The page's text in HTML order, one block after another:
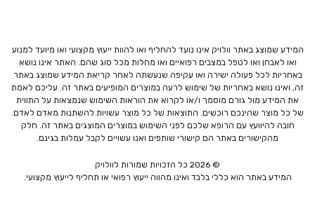
המידע שמוצג באתר וולויק אינו נועד להחליף ואו להוות ייעוץ מקצועי ואו מיועד למנוע
ואו לאבחן ואו לטפל במצבים רפואיים ואו מחלות מכל סוג שהם. האתר אינו נושא
באחריות לכל פעולה ישירה ואו עקיפה שנעשתה לאחר קריאת המידע שמוצג באתר
זה, ואינו נושא באחריות של שימוש לרעה במוצרים המופיעים באתר זה. עליכם לאמת
את המידע מול גורם מוסמך ו/או לקרוא את הוראות השימוש שנמצאות על התווית
של כל מוצר שהינכם רוכשים. התוצאות של כל מוצר עשויות להשתנות מאדם לאדם.
חובה להיוועץ עם הרופא שלכם לפני השימוש במוצרים המוצגים באתר זה. חלק
מהקישורים באתר הם קישורי שותפים ואנו עשויים לקבל עמלות בגינם.
© 2026 כל הזכויות שמורות לוולויק
המידע באתר הוא כללי בלבד ואינו מהווה ייעוץ רפואי או תחליף לייעוץ מקצועי.